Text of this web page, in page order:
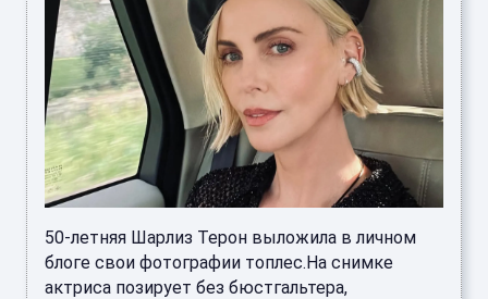
50-летняя Шарлиз Терон выложила в личном
блоге свои фотографии топлес.На снимке
актриса позирует без бюстгальтера,